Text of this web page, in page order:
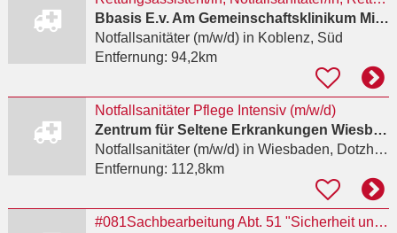
Bbasis E.v. Am Gemeinschaftsklinikum Mittelrhein
Notfallsanitäter (m/w/d)in Koblenz, Süd
Entfernung: 94,2km
Notfallsanitäter Pflege Intensiv (m/w/d)
Zentrum für Seltene Erkrankungen Wiesbaden - Prof. Dr. med. Markus Knuf
Notfallsanitäter (m/w/d)in Wiesbaden, Dotzheim
Entfernung: 112,8km
#081Sachbearbeitung Abt. 51 "Sicherheit und Ordnung/Kommunalaufsicht", Fachb. Ordnungsverwaltung